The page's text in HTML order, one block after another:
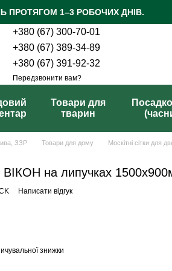
ПРОТЯГОМ 1–3 РОБОЧИХ ДНІВ.
+380 (67) 300-70-01
+380 (67) 389-34-89
+380 (67) 391-92-32
Передзвонити вам?
Товари для
тварин
ЗЗР Товари для дому
Москітні сітки для
на липучках
Написати відгук
знижки